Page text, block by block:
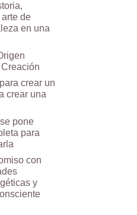
de
en una
crear un
crear una
pone
para
con
y